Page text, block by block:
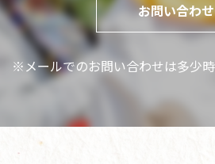
お問い合わ
※メールでのお問い合わせは多少